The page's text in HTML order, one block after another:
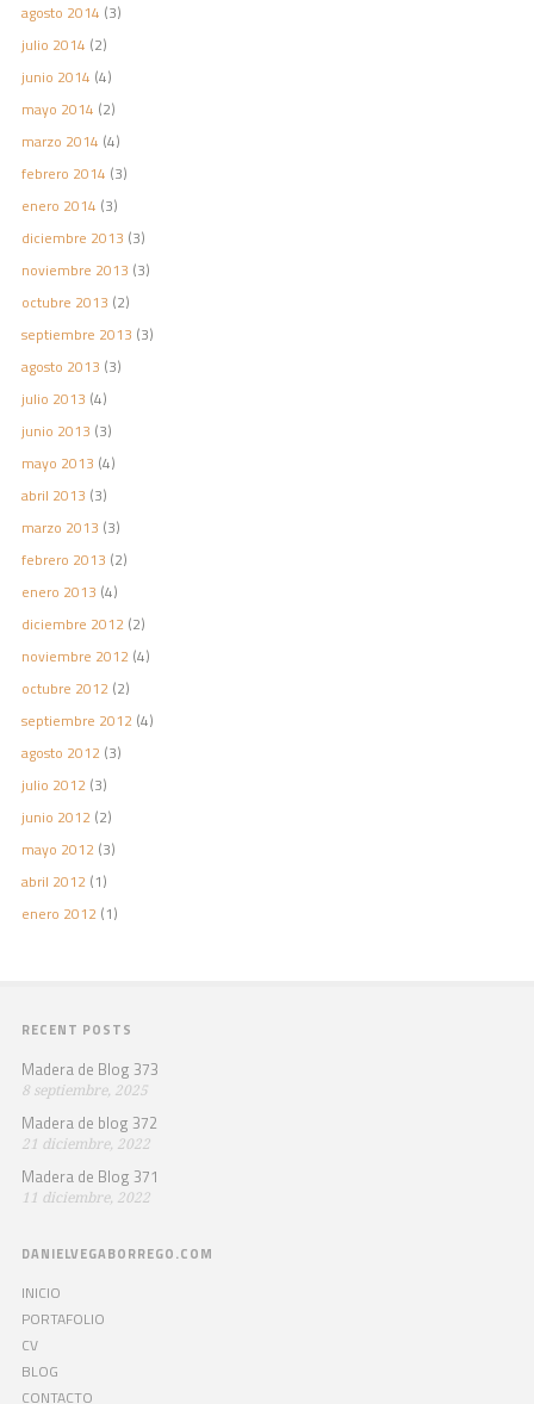
agosto 2014 (3)
julio 2014 (2)
junio 2014 (4)
mayo 2014 (2)
marzo 2014 (4)
febrero 2014 (3)
enero 2014 (3)
diciembre 2013 (3)
noviembre 2013 (3)
octubre 2013 (2)
septiembre 2013 (3)
agosto 2013 (3)
julio 2013 (4)
junio 2013 (3)
mayo 2013 (4)
abril 2013 (3)
marzo 2013 (3)
febrero 2013 (2)
enero 2013 (4)
diciembre 2012 (2)
noviembre 2012 (4)
octubre 2012 (2)
septiembre 2012 (4)
agosto 2012 (3)
julio 2012 (3)
junio 2012 (2)
mayo 2012 (3)
abril 2012 (1)
enero 2012 (1)
RECENT POSTS
Madera de Blog 373
8 septiembre, 2025
Madera de blog 372
21 diciembre, 2022
Madera de Blog 371
11 diciembre, 2022
DANIELVEGABORREGO.COM
INICIO
PORTAFOLIO
CV
BLOG
CONTACTO